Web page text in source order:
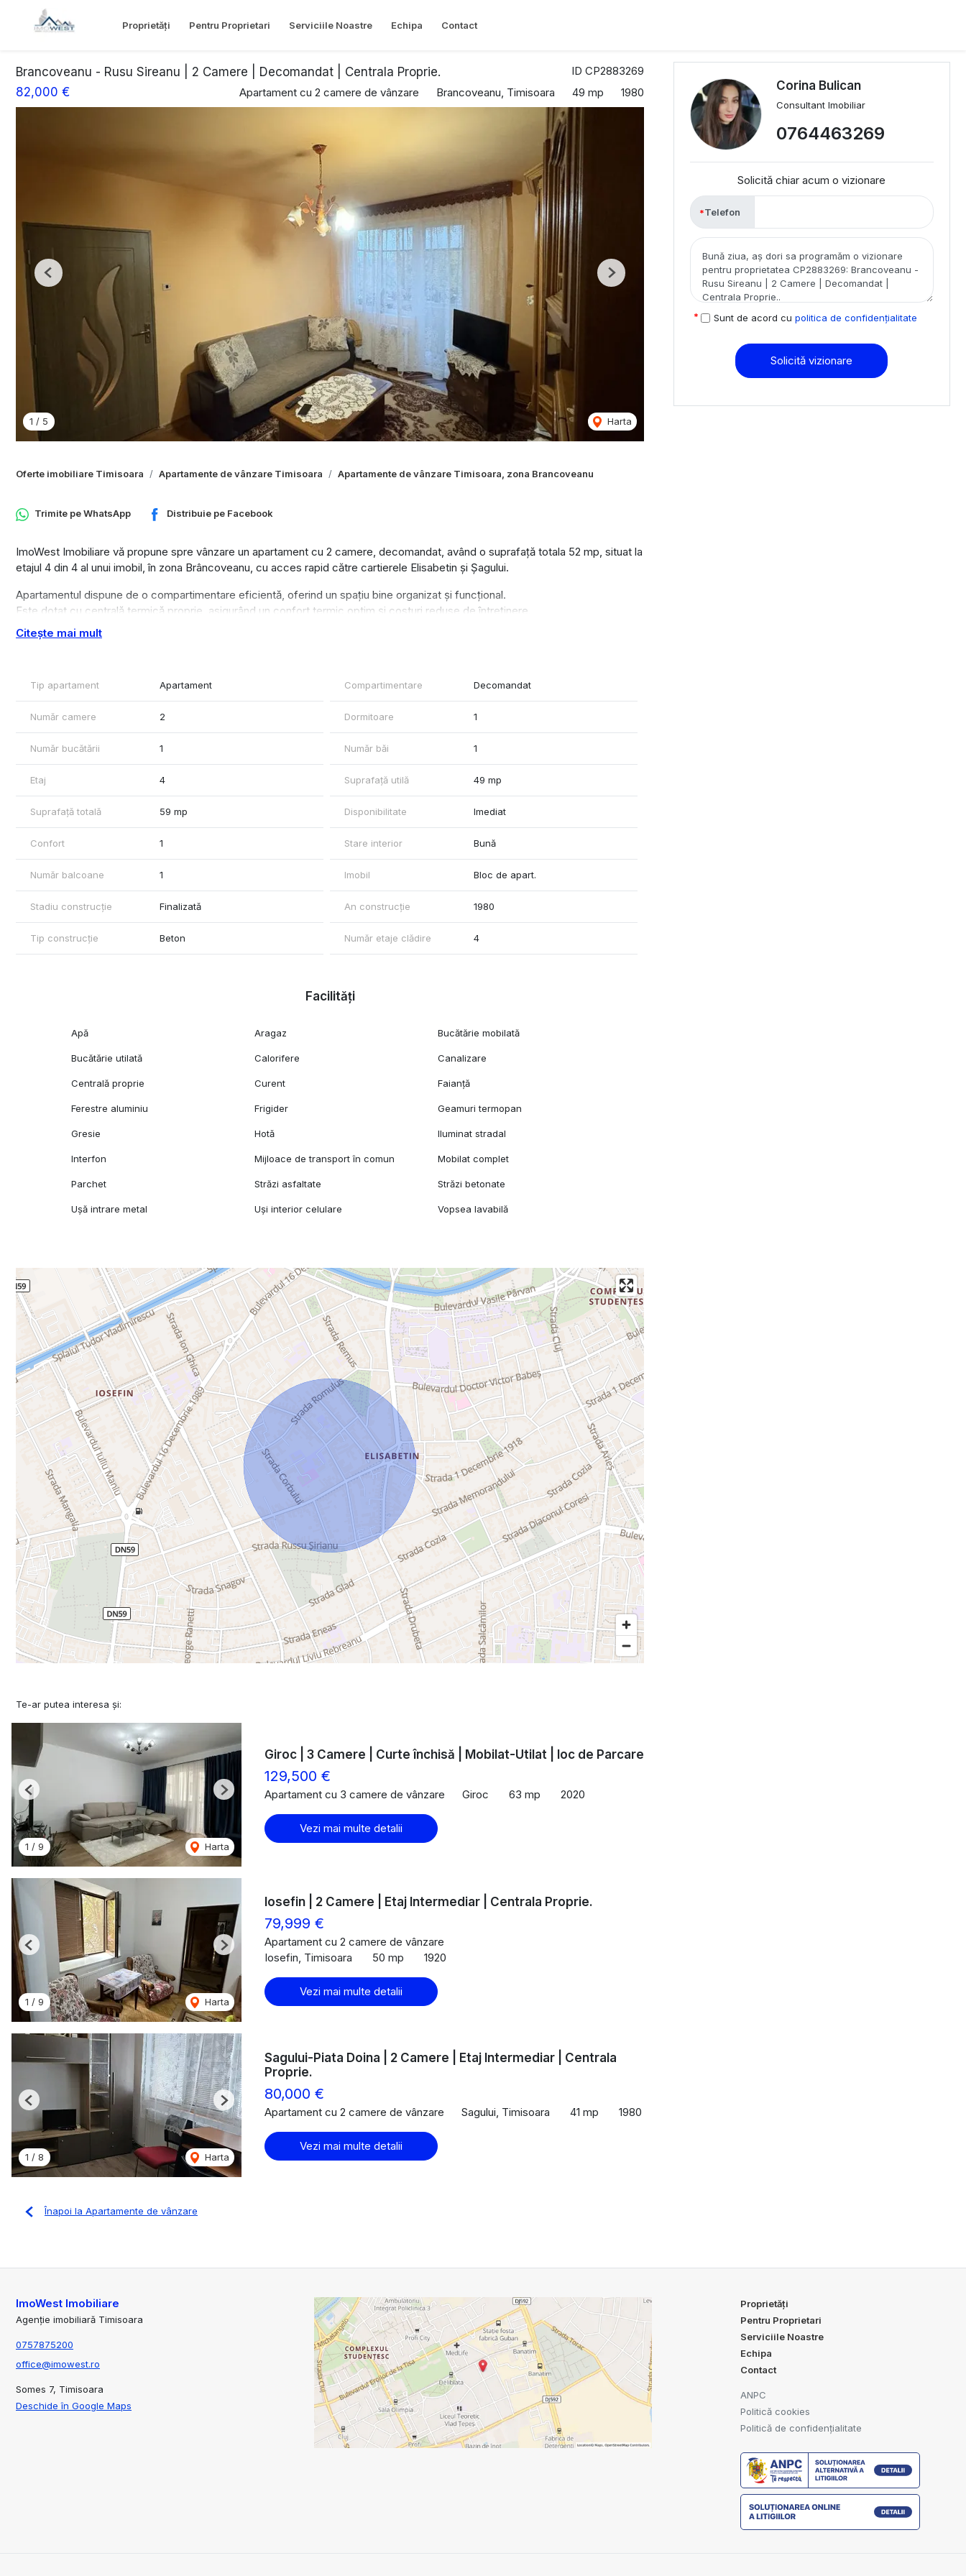
Proprietăți Pentru Proprietari Serviciile Noastre Echipa Contact
ID CP2883269
Brancoveanu - Rusu Sireanu | 2 Camere | Decomandat | Centrala Proprie.
82,000 €
Apartament cu 2 camere de vânzare Brancoveanu, Timisoara 49 mp 1980
1 / 5 Harta
Previous Next
Oferte imobiliare Timisoara Apartamente de vânzare Timisoara Apartamente de vânzare Timisoara, zona Brancoveanu
Trimite peWhatsApp Distribuie pe Facebook
ImoWest Imobiliare vă propune spre vânzare un apartament cu 2 camere, decomandat, având o suprafață totala 52 mp, situat la
etajul 4 din 4 al unui imobil, în zona Brâncoveanu, cu acces rapid către cartierele Elisabetin și Șagului.
Apartamentul dispune de o compartimentare eficientă, oferind un spațiu bine organizat și funcțional.
Este dotat cu centrală termică proprie, asigurând un confort termic optim și costuri reduse de întreținere.
Datorită poziționării și compartimentării, proprietatea este potrivită atât pentru locuință personală, cât și pentru investiție.
Citește mai mult
Tip apartament Apartament Compartimentare Decomandat
Număr camere 2 Dormitoare 1
Număr bucătării 1 Număr băi 1
Etaj 4 Suprafață utilă 49 mp
Suprafață totală 59 mp Disponibilitate Imediat
Confort 1 Stare interior Bună
Număr balcoane 1 Imobil Bloc de apart.
Stadiu construcție Finalizată An construcție 1980
Tip construcție Beton Număr etaje clădire 4
Facilități
Apă Aragaz Bucătărie mobilată
Bucătărie utilată Calorifere Canalizare
Centrală proprie Curent Faianță
Ferestre aluminiu Frigider Geamuri termopan
Gresie Hotă Iluminat stradal
Interfon Mijloace de transport în comun Mobilat complet
Parchet Străzi asfaltate Străzi betonate
Ușă intrare metal Uși interior celulare Vopsea lavabilă
Corina Bulican
Consultant Imobiliar
0764463269
Solicită chiar acum o vizionare
Telefon
Sunt de acord cu politica de confidențialitate
Solicită vizionare
Te-ar putea interesa și:
1 / 9 Harta
Previous Next
Giroc | 3 Camere | Curte închisă | Mobilat-Utilat | loc de Parcare
129,500 €
Apartament cu 3 camere de vânzare Giroc 63 mp 2020
Vezi mai multe detalii
1 / 9 Harta
Previous Next
Iosefin | 2 Camere | Etaj Intermediar | Centrala Proprie.
79,999 €
Apartament cu 2 camere de vânzare
Iosefin, Timisoara
50 mp 1920
Vezi mai multe detalii
1 / 8 Harta
Previous Next
Sagului-Piata Doina | 2 Camere | Etaj Intermediar | Centrala
Proprie.
80,000 €
Apartament cu 2 camere de vânzare Sagului, Timisoara 41 mp 1980
Vezi mai multe detalii
Înapoi la Apartamente de vânzare
ImoWest Imobiliare
Agenție imobiliară Timisoara
0757875200
office@imowest.ro
Somes 7, Timisoara
Deschide în Google Maps
Proprietăți
Pentru Proprietari
Serviciile Noastre
Echipa
Contact
ANPC
Politică cookies
Politică de confidențialitate